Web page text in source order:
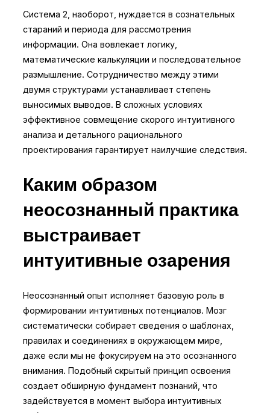
Система 2, наоборот, нуждается в сознательных
стараний и периода для рассмотрения
информации. Она вовлекает логику,
математические калькуляции и последовательное
размышление. Сотрудничество между этими
двумя структурами устанавливает степень
выносимых выводов. В сложных условиях
эффективное совмещение скорого интуитивного
анализа и детального рационального
проектирования гарантирует наилучшие следствия.
Каким образом
неосознанный практика
выстраивает
интуитивные озарения
Неосознанный опыт исполняет базовую роль в
формировании интуитивных потенциалов. Мозг
систематически собирает сведения о шаблонах,
правилах и соединениях в окружающем мире,
даже если мы не фокусируем на это осознанного
внимания. Подобный скрытый принцип освоения
создает обширную фундамент познаний, что
задействуется в момент выбора интуитивных